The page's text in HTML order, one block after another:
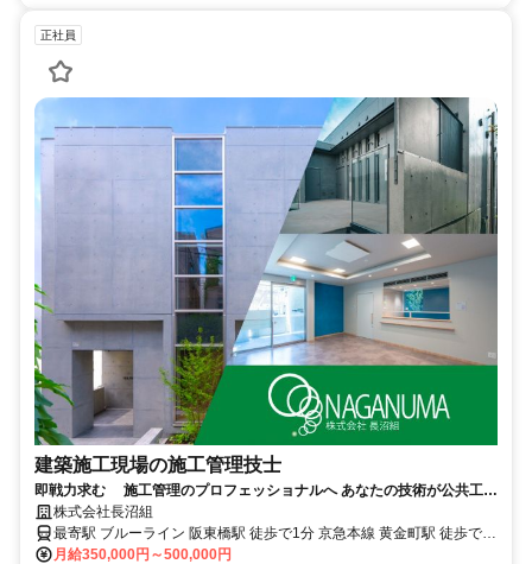
正社員
建築施工現場の施工管理技士
即戦力求む 施工管理のプロフェッショナルへ あなたの技術が公共工事
の未来をつくる。
株式会社長沼組
最寄駅 ブルーライン 阪東橋駅 徒歩で1分 京急本線 黄金町駅 徒歩で5
分
月給350,000円～500,000円